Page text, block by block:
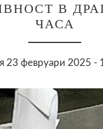
В
ЧАСА
23 февруари 2025 -